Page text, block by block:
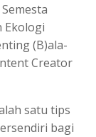
Ekologi
(B)ala-
Creator
satu tips
bagi